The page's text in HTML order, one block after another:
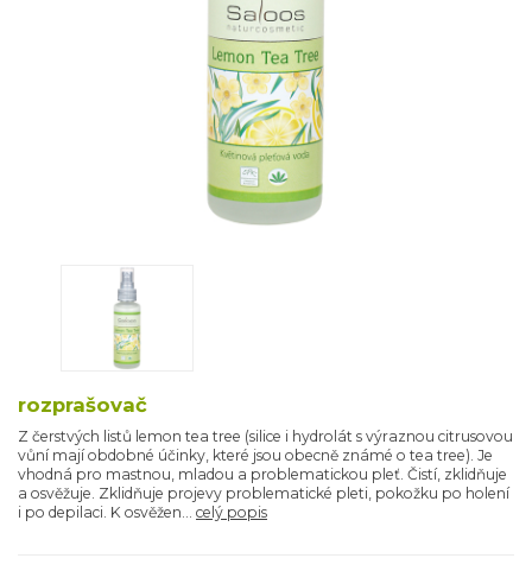
rozprašovač
Z čerstvých listů lemon tea tree (silice i hydrolát s výraznou citrusovou
vůní mají obdobné účinky, které jsou obecně známé o tea tree). Je
vhodná pro mastnou, mladou a problematickou pleť. Čistí, zklidňuje
a osvěžuje. Zklidňuje projevy problematické pleti, pokožku po holení
i po depilaci. K osvěžen... celý popis